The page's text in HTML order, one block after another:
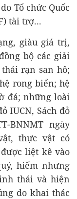
Tổ chức Quốc
tài trợ...
giàu giá trị,
bộ các giải
rạn san hô;
rong biển; hệ
đá; những loài
IUCN, Sách đỏ
BNNMT ngày
thực vật có
liệt kê vào
hiếm nhưng
thái và hiện
do khai thác